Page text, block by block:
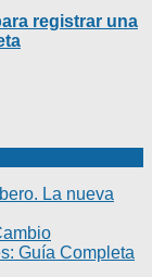
registrar una
La nueva
Guía Completa